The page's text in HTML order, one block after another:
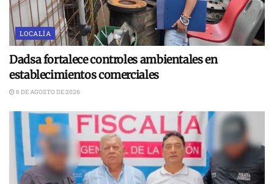
LOCALÍA
Dadsa fortalece controles ambientales en
establecimientos comerciales
6 DE AGOSTO DE 2026